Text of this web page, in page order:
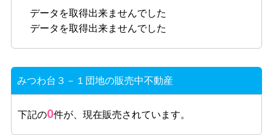
データを取得出来ませんでした
データを取得出来ませんでした
みつわ台３－１団地の販売中不動産
下記の0件が、現在販売されています。